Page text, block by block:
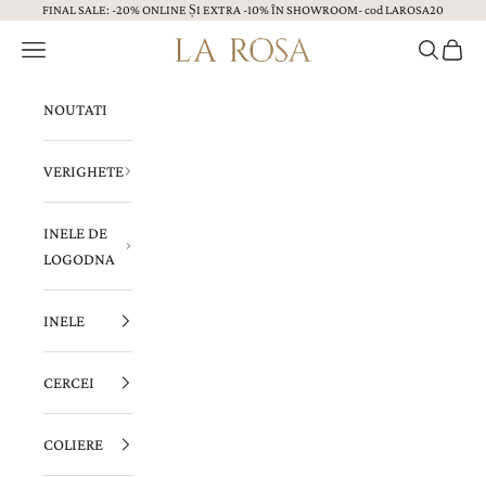
Sari la continut
FINAL SALE: -20% ONLINE ȘI EXTRA -10% ÎN SHOWROOM- cod LAROSA20
Bijuterii LA ROSA
Menu CautăCoș
NOUTATI
VERIGHETE
INELE DE
LOGODNA
INELE
CERCEI
COLIERE